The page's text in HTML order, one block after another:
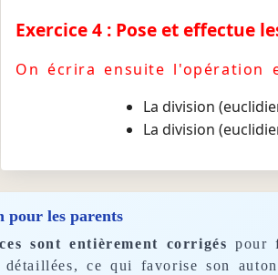
Exercice 4 : Pose et effectue
On écrira ensuite l'opération
La division
La division
pour les parents
sont entièrement corrigés pour
détaillées, ce qui favorise son